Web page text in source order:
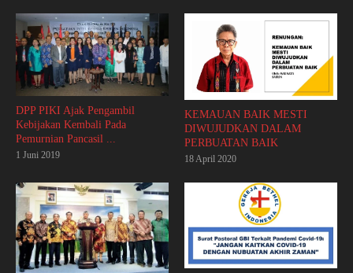
DPP PIKI Ajak Pengambil
Kebijakan Kembali Pada
Pemurnian Pancasil ...
1 Juni 2019
KEMAUAN BAIK MESTI
DIWUJUDKAN DALAM
PERBUATAN BAIK
18 April 2020